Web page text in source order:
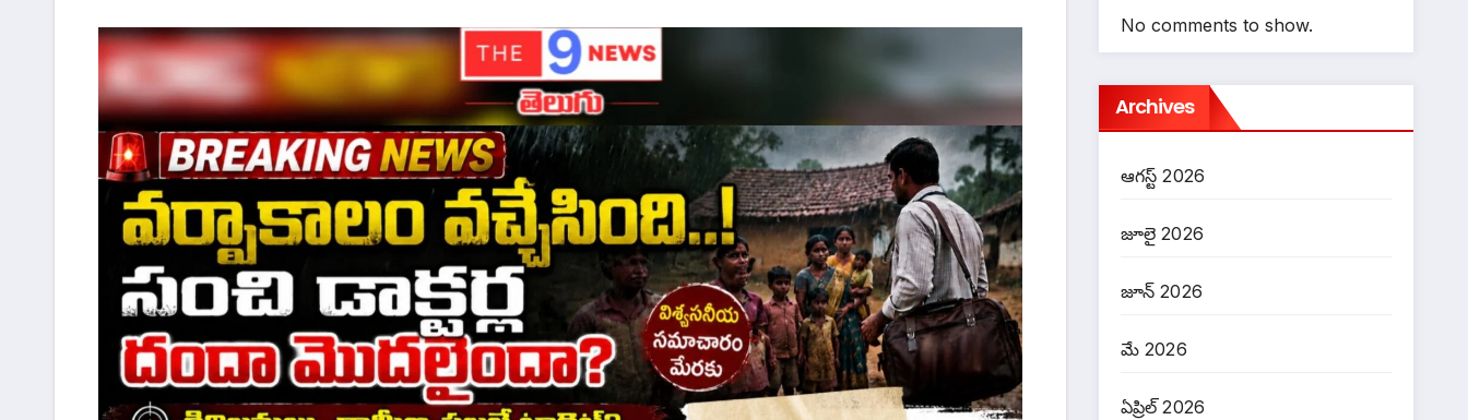
No comments to show.
Archives
ఆగస్ట్ 2026
జూలై 2026
జూన్ 2026
మే 2026
ఏప్రిల్ 2026